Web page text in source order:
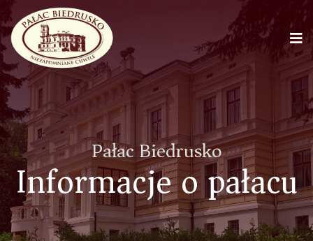
Pałac Biedrusko
Informacje o pałacu